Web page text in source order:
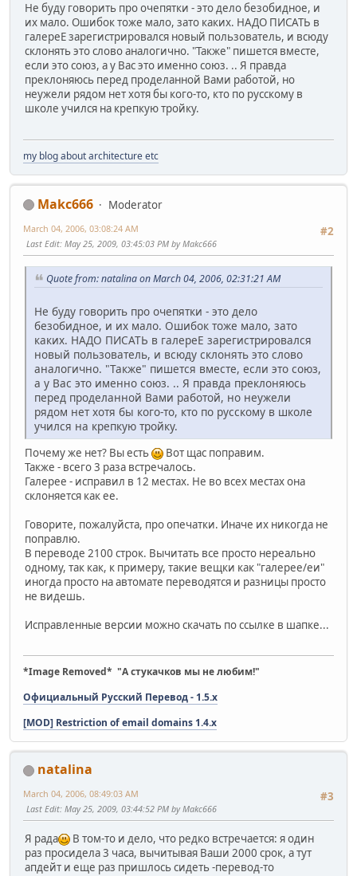
Не буду говорить про очепятки - это дело безобидное, и
их мало. Ошибок тоже мало, зато каких. НАДО ПИСАТЬ в
галереЕ зарегистрировался новый пользователь, и всюду
склонять это слово аналогично. "Также" пишется вместе,
если это союз, а у Вас это именно союз. .. Я правда
преклоняюсь перед проделанной Вами работой, но
неужели рядом нет хотя бы кого-то, кто по русскому в
школе учился на крепкую тройку.
my blog about architecture etc
Makc666
Moderator
#2
March 04, 2006, 03:08:24 AM
Last Edit: May 25, 2009, 03:45:03 PM by Makc666
Quote from: natalina on March 04, 2006, 02:31:21 AM
Не буду говорить про очепятки - это дело
безобидное, и их мало. Ошибок тоже мало, зато
каких. НАДО ПИСАТЬ в галереЕ зарегистрировался
новый пользователь, и всюду склонять это слово
аналогично. "Также" пишется вместе, если это союз,
а у Вас это именно союз. .. Я правда преклоняюсь
перед проделанной Вами работой, но неужели
рядом нет хотя бы кого-то, кто по русскому в школе
учился на крепкую тройку.
Почему же нет? Вы есть
Вот щас поправим.
Также - всего 3 раза встречалось.
Галерее - исправил в 12 местах. Не во всех местах она
склоняется как ее.
Говорите, пожалуйста, про опечатки. Иначе их никогда не
поправлю.
В переводе 2100 строк. Вычитать все просто нереально
одному, так как, к примеру, такие вещки как "галерее/еи"
иногда просто на автомате переводятся и разницы просто
не видешь.
Исправленные версии можно скачать по ссылке в шапке...
*Image Removed* "А стукачков мы не любим!"
Официальный Русский Перевод - 1.5.x
[MOD] Restriction of email domains 1.4.x
natalina
#3
March 04, 2006, 08:49:03 AM
Last Edit: May 25, 2009, 03:44:52 PM by Makc666
Я рада
В том-то и дело, что редко встречается: я один
раз просидела 3 часа, вычитывая Ваши 2000 срок, а тут
апдейт и еще раз пришлось сидеть -перевод-то